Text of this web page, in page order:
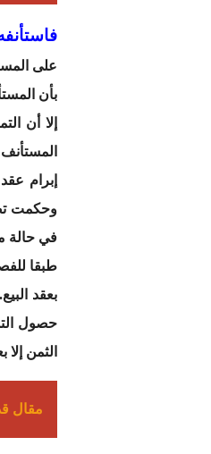
على
بأن
إلا أن
إبرام
وحكمت
في حالة
حصول
الثمن
مقال